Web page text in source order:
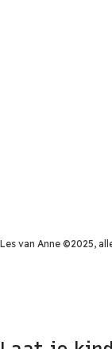
Les van Anne ©️2025,